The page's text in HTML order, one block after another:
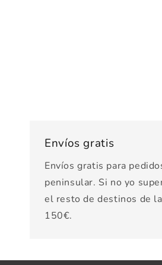
Envíos gratis
Envíos gratis para
peninsular. Si no yo
el resto de destinos de
150€.